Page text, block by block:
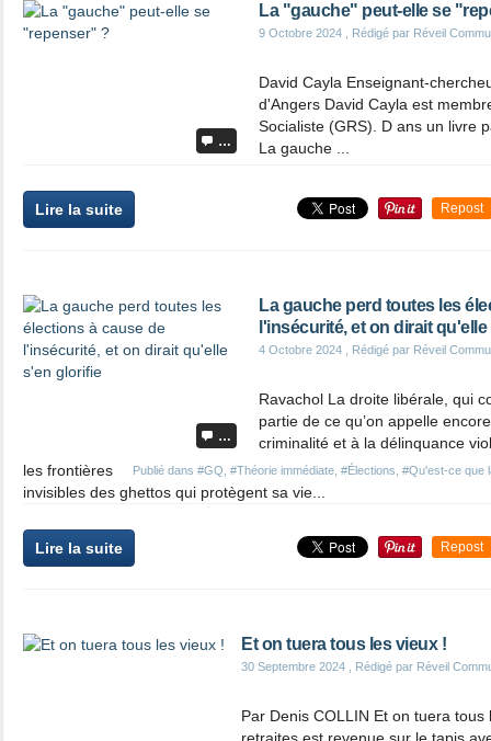
…
La "gauche" peut-elle se
9 Octobre 2024 , Rédigé par Réveil
David Cayla Enseignant-
d'Angers David Cayla est
Socialiste (GRS). D ans un livre
La gauche ...
Lire la suite Repost
…
La gauche perd toutes les
l'insécurité, et on dirait
4 Octobre 2024 , Rédigé par Réveil
Publié dans #GQ #Théorie immédiate #Élections #Qu'est-ce que
Ravachol La droite libérale, qui
partie de ce qu’on appelle
criminalité et à la délinquance
les frontières
invisibles des ghettos qui protègent sa vie...
Lire la suite Repost
Et on tuera tous les vieux !
30 Septembre 2024 , Rédigé par Réveil
Par Denis COLLIN Et on tuera